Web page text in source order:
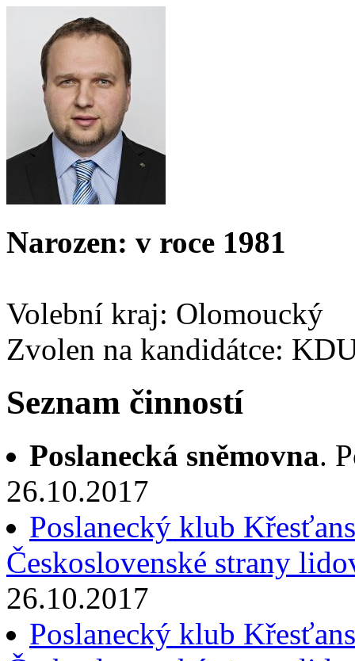
Narozen: v roce 1981
Volební kraj: Olomoucký
Zvolen na kandidátce:
Seznam činností
Poslanecká sněmovna.
26.10.2017
Poslanecký klub
Československé strany
26.10.2017
Poslanecký klub